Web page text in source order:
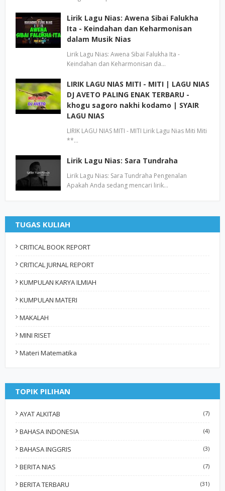
Lirik Lagu Nias: Awena Sibai Falukha
Ita - Keindahan dan Keharmonisan
dalam Musik Nias
Lirik Lagu Nias: Awena Sibai Falukha Ita -
Keindahan dan Keharmonisan da…
LIRIK LAGU NIAS MITI - MITI | LAGU NIAS
DJ AVETO PALING ENAK TERBARU -
khogu sagoro nakhi kodamo | SYAIR
LAGU NIAS
LIRIK LAGU NIAS MITI - MITI Lirik Lagu Nias Miti Miti
**…
Lirik Lagu Nias: Sara Tundraha
Lirik Lagu Nias: Sara Tundraha Pengenalan
Apakah Anda sedang mencari lirik…
TUGAS KULIAH
CRITICAL BOOK REPORT
CRITICAL JURNAL REPORT
KUMPULAN KARYA ILMIAH
KUMPULAN MATERI
MAKALAH
MINI RISET
Materi Matematika
TOPIK PILIHAN
AYAT ALKITAB (7)
BAHASA INDONESIA (4)
BAHASA INGGRIS (3)
BERITA NIAS (7)
BERITA TERBARU (31)